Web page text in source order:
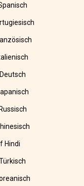
Hindi